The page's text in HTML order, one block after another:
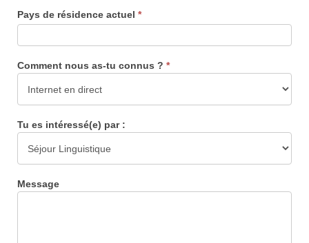
Pays de résidence actuel *
Comment nous as-tu connus ? *
Tu es intéressé(e) par :
Message